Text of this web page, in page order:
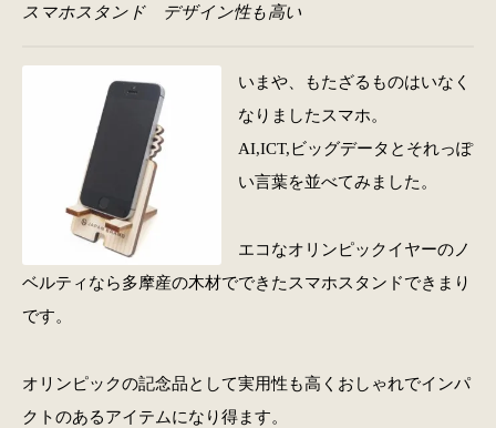
スマホスタンド デザイン性も高い
いまや、もたざるものはいなく
なりましたスマホ。
AI,ICT,ビッグデータとそれっぽ
い言葉を並べてみました。
エコなオリンピックイヤーのノ
ベルティなら多摩産の木材でできたスマホスタンドできまり
です。
オリンピックの記念品として実用性も高くおしゃれでインパ
クトのあるアイテムになり得ます。